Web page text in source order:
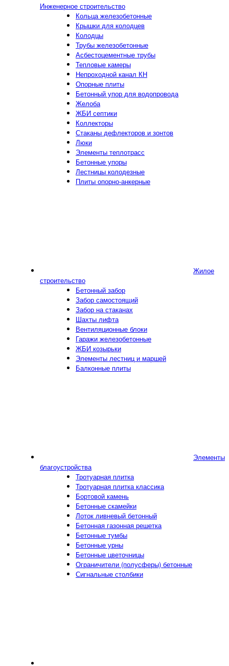
Инженерное строительство
Кольца железобетонные
Крышки для колодцев
Колодцы
Трубы железобетонные
Асбестоцементные трубы
Тепловые камеры
Непроходной канал КН
Опорные плиты
Бетонный упор для водопровода
Желоба
ЖБИ септики
Коллекторы
Стаканы дефлекторов и зонтов
Люки
Элементы теплотрасс
Бетонные упоры
Лестницы колодезные
Плиты опорно-анкерные
Жилое
строительство
Бетонный забор
Забор самостоящий
Забор на стаканах
Шахты лифта
Вентиляционные блоки
Гаражи железобетонные
ЖБИ козырьки
Элементы лестниц и маршей
Балконные плиты
Элементы
благоустройства
Тротуарная плитка
Тротуарная плитка классика
Бортовой камень
Бетонные скамейки
Лоток ливневый бетонный
Бетонная газонная решетка
Бетонные тумбы
Бетонные урны
Бетонные цветочницы
Ограничители (полусферы) бетонные
Сигнальные столбики